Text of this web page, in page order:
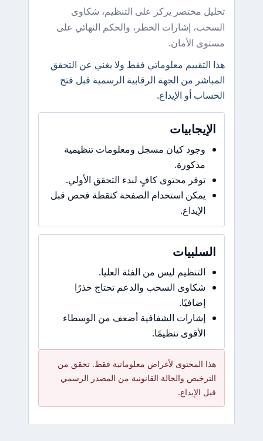
تحليل مختصر يركز على التنظيم، شكاوى
السحب، إشارات الخطر، والحكم النهائي على
مستوى الأمان.
هذا التقييم معلوماتي فقط ولا يغني عن التحقق
المباشر من الجهة الرقابية الرسمية قبل فتح
الحساب أو الإيداع.
الإيجابيات
وجود كيان مسجل ومعلومات تنظيمية
مذكورة.
توفر محتوى كافٍ لبدء التحقق الأولي.
يمكن استخدام الصفحة كنقطة فحص قبل
الإيداع.
السلبيات
التنظيم ليس من الفئة العليا.
شكاوى السحب والدعم تحتاج حذرًا
إضافيًا.
إشارات الشفافية أضعف من الوسطاء
الأقوى تنظيمًا.
هذا المحتوى لأغراض معلوماتية فقط. تحقق من
الترخيص والحالة القانونية من المصدر الرسمي
قبل الإيداع.